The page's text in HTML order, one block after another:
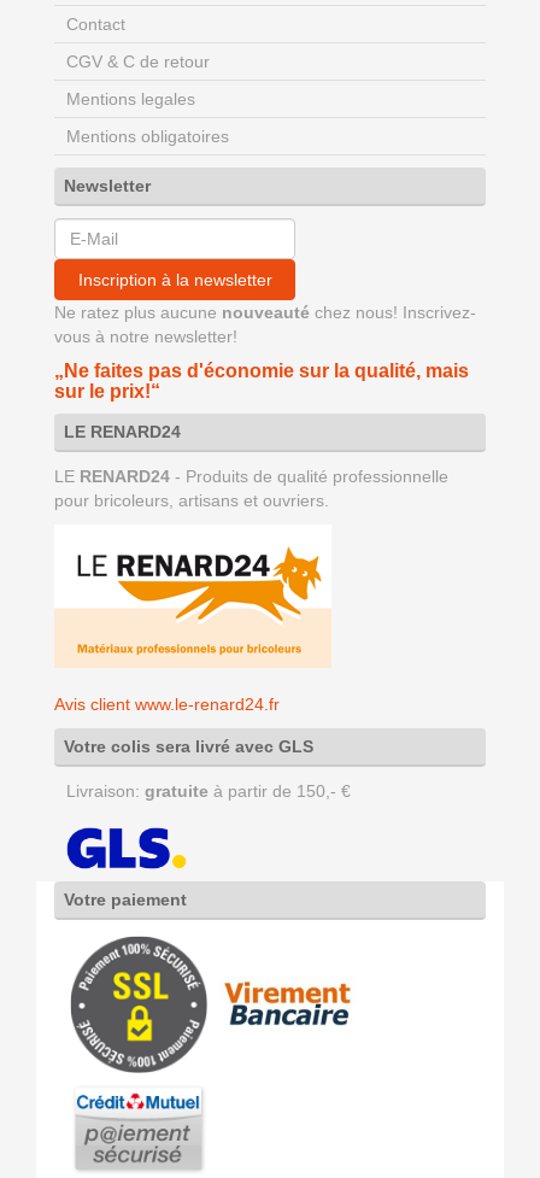
Contact
CGV & C de retour
Mentions legales
Mentions obligatoires
Newsletter
Inscription à la newsletter
Ne ratez plus aucune nouveauté chez nous! Inscrivez-
vous à notre newsletter!
„Ne faites pas d'économie sur la qualité, mais
sur le prix!“
LE RENARD24
LE RENARD24 - Produits de qualité professionnelle
pour bricoleurs, artisans et ouvriers.
Avis client www.le-renard24.fr
Votre colis sera livré avec GLS
Livraison: gratuite à partir de 150,- €
Votre paiement